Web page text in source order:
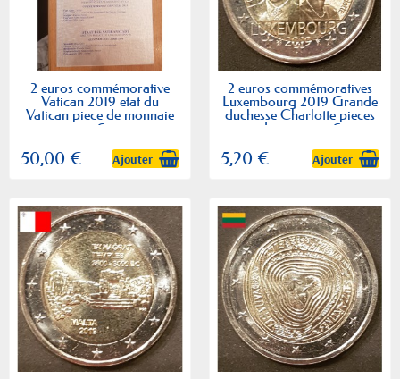
2 euros commémorative
Vatican 2019 etat du
Vatican piece de monnaie
€
50,00 € Ajouter
2 euros commémoratives
Luxembourg 2019 Grande
duchesse Charlotte pieces
de monnaie €
5,20 € Ajouter